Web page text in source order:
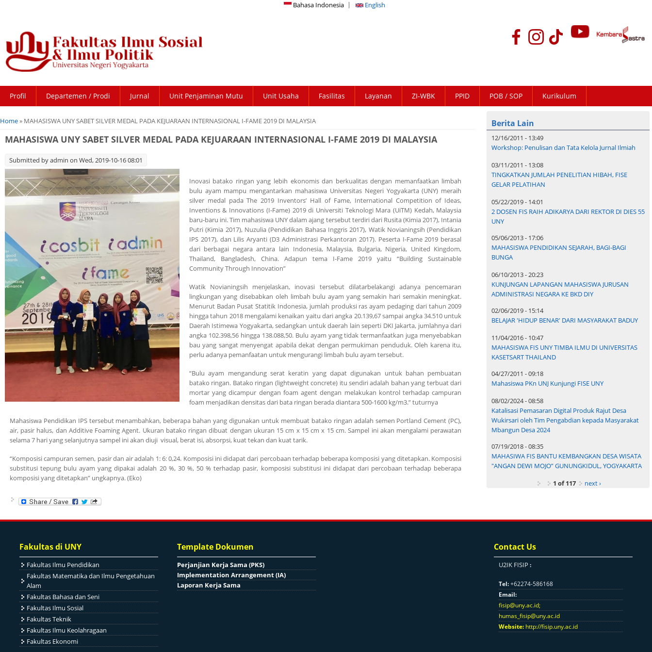
Bahasa Indonesia English
Profil Departemen / Prodi Jurnal Unit Penjaminan Mutu Unit Usaha Fasilitas Layanan ZI-WBK PPID POB / SOP Kurikulum
You are here
Home» MAHASISWA UNY SABET SILVER MEDAL PADA KEJUARAAN INTERNASIONAL I-FAME 2019 DI MALAYSIA
MAHASISWA UNY SABET SILVER MEDAL PADA KEJUARAAN INTERNASIONAL I-FAME 2019 DI MALAYSIA
Submitted byadmin on Wed, 2019-10-16 08:01
Inovasi batako ringan yang lebih ekonomis dan berkualitas dengan memanfaatkan limbah
bulu ayam mampu mengantarkan mahasiswa Universitas Negeri Yogyakarta (UNY) meraih
silver medal pada The 2019 Inventors’ Hall of Fame, International Competition of Ideas,
Inventions & Innovations (I-Fame) 2019 di Universiti Teknologi Mara (UiTM) Kedah, Malaysia
baru-baru ini. Tim mahasiswa UNY dalam ajang tersebut terdiri dari Rusita (Kimia 2017), Intania
Putri (Kimia 2017), Nuzulia (Pendidikan Bahasa Inggris 2017), Watik Novianingsih (Pendidikan
IPS 2017), dan Lilis Aryanti (D3 Administrasi Perkantoran 2017). Peserta I-Fame 2019 berasal
dari berbagai negara antara lain Indonesia, Malaysia, Bulgaria, Nigeria, United Kingdom,
Thailand, Bangladesh, China. Adapun tema I-Fame 2019 yaitu “Building Sustainable
Community Through Innovation”
Watik Novianingsih menjelaskan, inovasi tersebut dilatarbelakangi adanya pencemaran
lingkungan yang disebabkan oleh limbah bulu ayam yang semakin hari semakin meningkat.
Menurut Badan Pusat Statitik Indonesia, jumlah produksi ras ayam pedaging dari tahun 2009
hingga tahun 2018 mengalami kenaikan yaitu dari angka 20.139,67 sampai angka 34.510 untuk
Daerah Istimewa Yogyakarta, sedangkan untuk daerah lain seperti DKI Jakarta, jumlahnya dari
angka 102.398,56 hingga 138.088,50. Bulu ayam yang tidak termanfaatkan juga menyebabkan
bau yang sangat menyengat apabila dekat dengan permukiman penduduk. Oleh karena itu,
perlu adanya pemanfaatan untuk mengurangi limbah bulu ayam tersebut.
“Bulu ayam mengandung serat keratin yang dapat digunakan untuk bahan pembuatan
batako ringan. Batako ringan (lightweight concrete) itu sendiri adalah bahan yang terbuat dari
mortar yang dicampur dengan foam agent dengan melakukan kontrol terhadap campuran
foam menjadikan densitas dari bata ringan berada diantara 500-1600 kg/m3.” tuturnya
Mahasiswa Pendidikan IPS tersebut menambahkan, beberapa bahan yang digunakan untuk membuat batako ringan adalah semen Portland Cement (PC),
air, pasir halus, dan Additive Foaming Agent. Ukuran batako ringan dibuat dengan ukuran 15 cm x 15 cm x 15 cm. Sampel ini akan mengalami perawatan
selama 7 hari yang selanjutnya sampel ini akan diuji visual, berat isi, absorpsi, kuat tekan dan kuat tarik.
“Komposisi campuran semen, pasir dan air adalah 1: 6: 0,24. Komposisi ini didapat dari percobaan terhadap beberapa komposisi yang ditetapkan. Komposisi
substitusi tepung bulu ayam yang dipakai adalah 20 %, 30 %, 50 % terhadap pasir, komposisi substitusi ini didapat dari percobaan terhadap beberapa
komposisi yang ditetapkan” ungkapnya. (Eko)
Berita Lain
12/16/2011 - 13:49
Workshop: Penulisan dan Tata Kelola Jurnal Ilmiah
03/11/2011 - 13:08
TINGKATKAN JUMLAH PENELITIAN HIBAH, FISE
GELAR PELATIHAN
05/22/2019 - 14:01
2 DOSEN FIS RAIH ADIKARYA DARI REKTOR DI DIES 55
UNY
05/06/2013 - 17:06
MAHASISWA PENDIDIKAN SEJARAH, BAGI-BAGI
BUNGA
06/10/2013 - 20:23
KUNJUNGAN LAPANGAN MAHASISWA JURUSAN
ADMINISTRASI NEGARA KE BKD DIY
02/06/2019 - 15:14
BELAJAR 'HIDUP BENAR' DARI MASYARAKAT BADUY
11/04/2016 - 10:47
MAHASISWA FIS UNY TIMBA ILMU DI UNIVERSITAS
KASETSART THAILAND
04/27/2011 - 09:18
Mahasiswa PKn UNJ Kunjungi FISE UNY
08/02/2024 - 08:58
Katalisasi Pemasaran Digital Produk Rajut Desa
Wukirsari oleh Tim Pengabdian kepada Masyarakat
Mbangun Desa 2024
07/19/2018 - 08:35
MAHASIWA FIS BANTU KEMBANGKAN DESA WISATA
"ANGAN DEWI MOJO” GUNUNGKIDUL, YOGYAKARTA
1 of 117
next ›
Fakultas di UNY
Fakultas Ilmu Pendidikan
Fakultas Matematika dan Ilmu Pengetahuan
Alam
Fakultas Bahasa dan Seni
Fakultas Ilmu Sosial
Fakultas Teknik
Fakultas Ilmu Keolahragaan
Fakultas Ekonomi
Template Dokumen
Perjanjian Kerja Sama (PKS)
Implementation Arrangement (IA)
Laporan Kerja Sama
Contact Us
U2IK FISIP :
Tel:+62274-586168
Email:
fisip@uny.ac.id;
humas_fisip@uny.ac.id
Website: http://fisip.uny.ac.id